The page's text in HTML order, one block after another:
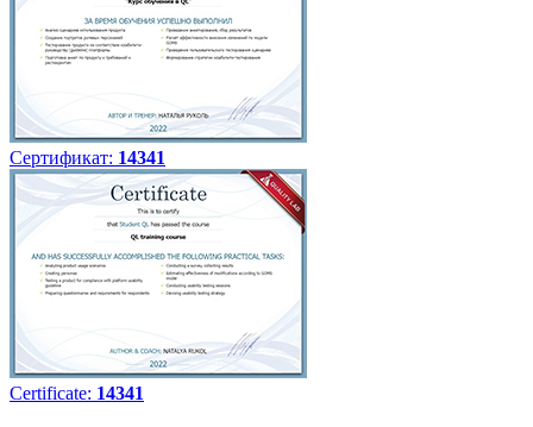
Сертификат: 14341
Certificate: 14341